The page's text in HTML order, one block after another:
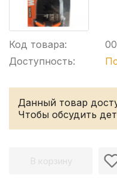
Код товара:
Доступность:
Данный товар
Чтобы обсудить
В корзину